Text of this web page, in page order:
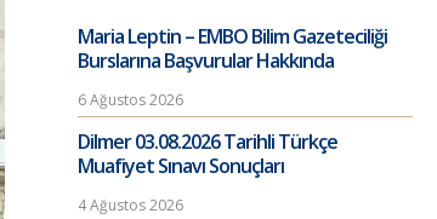
Maria Leptin – EMBO Bilim Gazeteciliği
Burslarına Başvurular Hakkında
6 Ağustos 2026
Dilmer 03.08.2026 Tarihli Türkçe
Muafiyet Sınavı Sonuçları
4 Ağustos 2026